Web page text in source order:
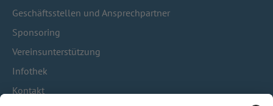
Geschäftsstellen und Ansprechpartner
Sponsoring
Vereinsunterstützung
Infothek
Kontakt